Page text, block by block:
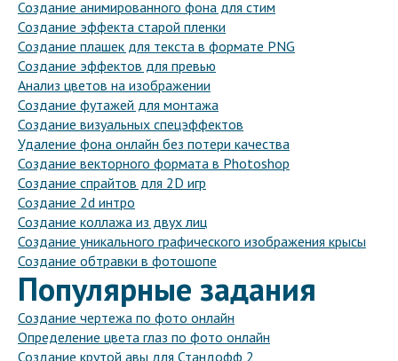
Создание анимированного фона для стим
Создание эффекта старой пленки
Создание плашек для текста в формате PNG
Создание эффектов для превью
Анализ цветов на изображении
Создание футажей для монтажа
Создание визуальных спецэффектов
Удаление фона онлайн без потери качества
Создание векторного формата в Photoshop
Создание спрайтов для 2D игр
Создание 2d интро
Создание коллажа из двух лиц
Создание уникального графического изображения крысы
Создание обтравки в фотошопе
Популярные задания
Создание чертежа по фото онлайн
Определение цвета глаз по фото онлайн
Создание крутой авы для Стандофф 2